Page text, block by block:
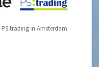
in Amsterdam.